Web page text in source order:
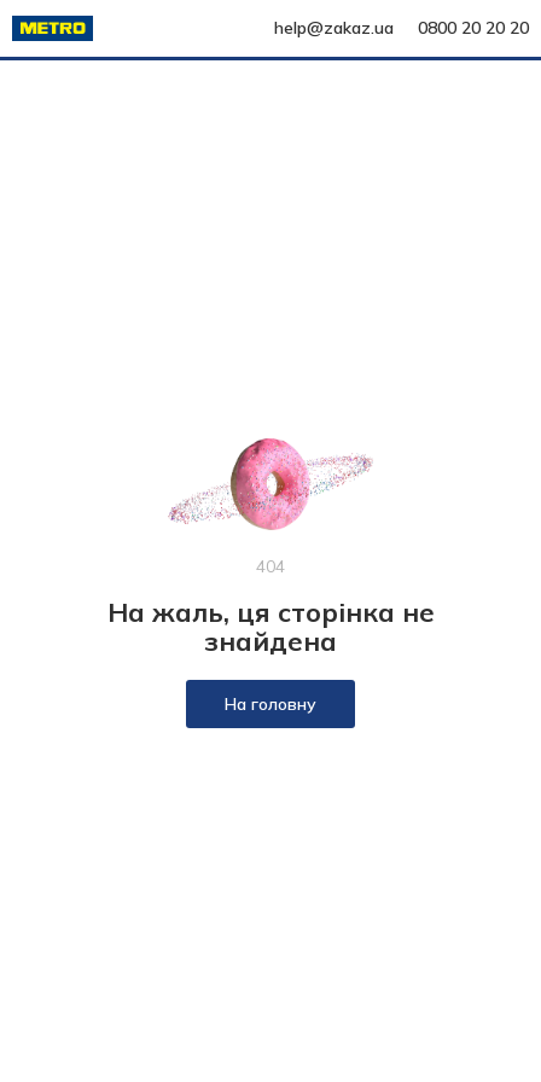
help@zakaz.ua 0800 20 20 20
404
На жаль, ця сторінка не
знайдена
На головну